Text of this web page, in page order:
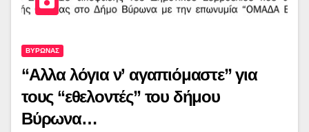
ΒΥΡΩΝΑΣ
“Αλλα λόγια ν’ αγαπιόμαστε” για
τους “εθελοντές” του δήμου
Βύρωνα…